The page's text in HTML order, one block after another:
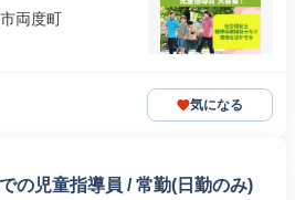
両度町
気になる
の児童指導員 / 常勤(日勤のみ)